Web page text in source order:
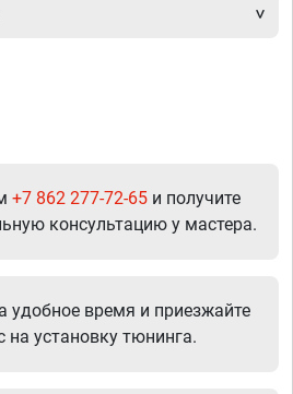
+7 862 277-72-65 и получите
консультацию у мастера.
удобное время и приезжайте
на установку тюнинга.